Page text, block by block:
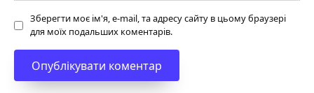
Зберегти моє ім'я, e-mail, та адресу сайту в цьому браузері
для моїх подальших коментарів.